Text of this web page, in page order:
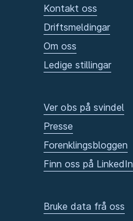
Kontakt oss
Driftsmeldingar
Om oss
Ledige stillingar
Ver obs på svindel
Presse
Forenklingsbloggen
Finn oss på LinkedIn
Bruke data frå oss